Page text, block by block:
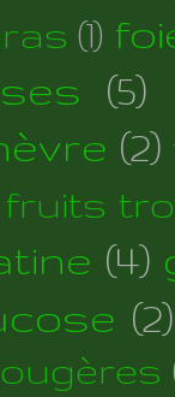
(1)
(5)
(2)
fruits
(4)
(2)